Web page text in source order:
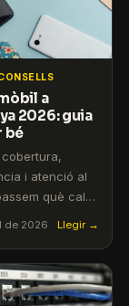
a
2026: guia
bé
i atenció al
què cal
acumulables
el
de 2026 Llegir →